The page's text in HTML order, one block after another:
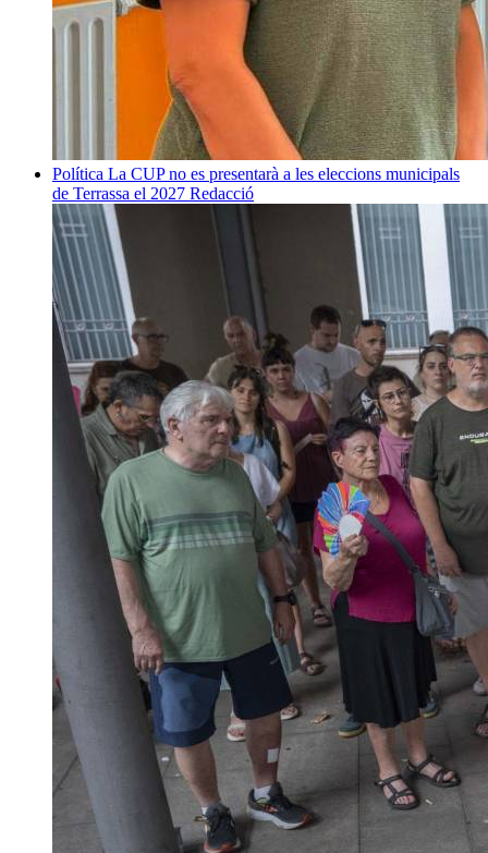
Política La CUP no es presentarà a les eleccions municipals
de Terrassa el 2027 Redacció